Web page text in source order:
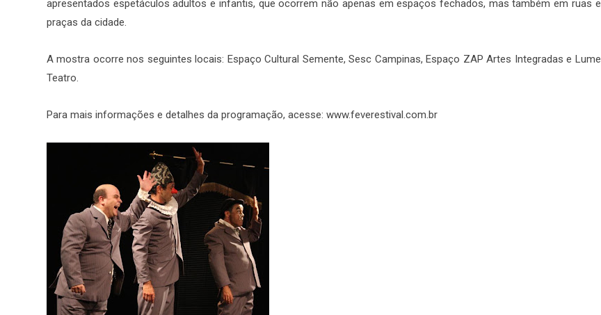
apresentados espetáculos adultos e infantis, que ocorrem não apenas em espaços fechados, mas também em ruas e
praças da cidade.
A mostra ocorre nos seguintes locais: Espaço Cultural Semente, Sesc Campinas, Espaço ZAP Artes Integradas e Lume
Teatro.
Para mais informações e detalhes da programação, acesse: www.feverestival.com.br